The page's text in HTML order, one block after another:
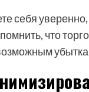
себя
что